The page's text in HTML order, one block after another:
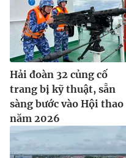
Hải đoàn 32 củng cố
trang bị kỹ thuật, sẵn
sàng bước vào Hội thao
năm 2026